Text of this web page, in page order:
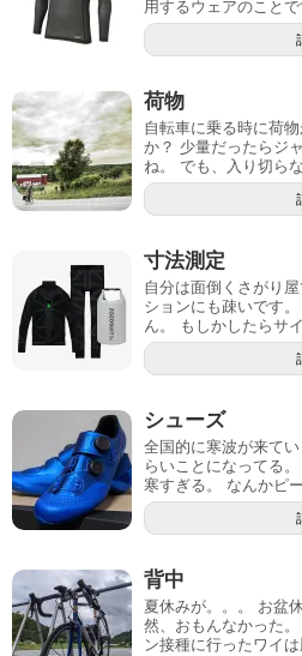
用するウェアのこと
荷物
自転車に乗る時に荷
か？ 少量だったらジ
ね。 でも、入り切ら
寸法測定
自分は面倒くさがり
ションにも疎いです
ん。 もしかしたらサ
シューズ
全国的に寒波が来て
らいことになってる
寒すぎる。 なんかピ
背中
夏休みが。。。 お盆
然、おもんなかった
ン接種に行ったワイ